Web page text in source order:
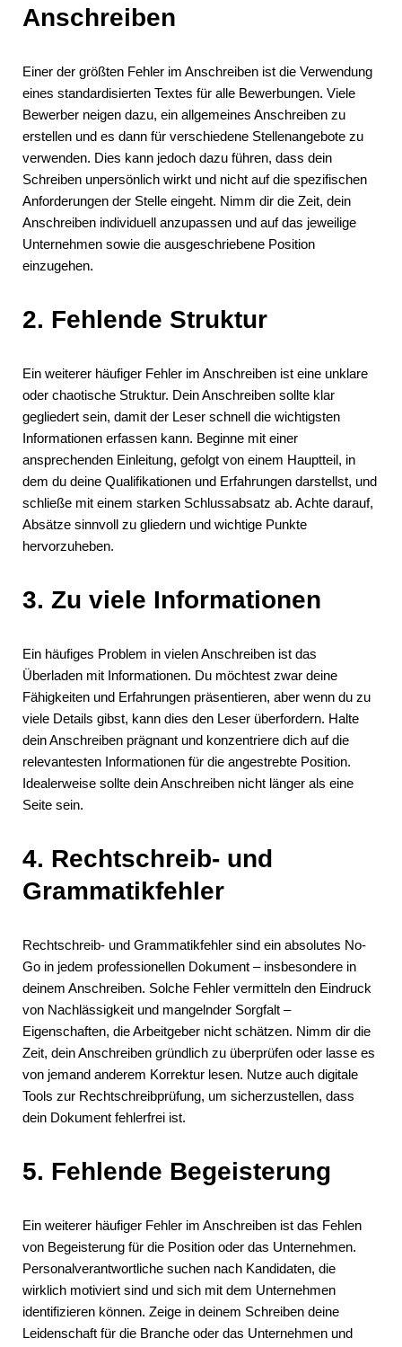
Anschreiben
Einer der größten Fehler im Anschreiben ist die Verwendung
eines standardisierten Textes für alle Bewerbungen. Viele
Bewerber neigen dazu, ein allgemeines Anschreiben zu
erstellen und es dann für verschiedene Stellenangebote zu
verwenden. Dies kann jedoch dazu führen, dass dein
Schreiben unpersönlich wirkt und nicht auf die spezifischen
Anforderungen der Stelle eingeht. Nimm dir die Zeit, dein
Anschreiben individuell anzupassen und auf das jeweilige
Unternehmen sowie die ausgeschriebene Position
einzugehen.
2. Fehlende Struktur
Ein weiterer häufiger Fehler im Anschreiben ist eine unklare
oder chaotische Struktur. Dein Anschreiben sollte klar
gegliedert sein, damit der Leser schnell die wichtigsten
Informationen erfassen kann. Beginne mit einer
ansprechenden Einleitung, gefolgt von einem Hauptteil, in
dem du deine Qualifikationen und Erfahrungen darstellst, und
schließe mit einem starken Schlussabsatz ab. Achte darauf,
Absätze sinnvoll zu gliedern und wichtige Punkte
hervorzuheben.
3. Zu viele Informationen
Ein häufiges Problem in vielen Anschreiben ist das
Überladen mit Informationen. Du möchtest zwar deine
Fähigkeiten und Erfahrungen präsentieren, aber wenn du zu
viele Details gibst, kann dies den Leser überfordern. Halte
dein Anschreiben prägnant und konzentriere dich auf die
relevantesten Informationen für die angestrebte Position.
Idealerweise sollte dein Anschreiben nicht länger als eine
Seite sein.
4. Rechtschreib- und
Grammatikfehler
Rechtschreib- und Grammatikfehler sind ein absolutes No-
Go in jedem professionellen Dokument – insbesondere in
deinem Anschreiben. Solche Fehler vermitteln den Eindruck
von Nachlässigkeit und mangelnder Sorgfalt –
Eigenschaften, die Arbeitgeber nicht schätzen. Nimm dir die
Zeit, dein Anschreiben gründlich zu überprüfen oder lasse es
von jemand anderem Korrektur lesen. Nutze auch digitale
Tools zur Rechtschreibprüfung, um sicherzustellen, dass
dein Dokument fehlerfrei ist.
5. Fehlende Begeisterung
Ein weiterer häufiger Fehler im Anschreiben ist das Fehlen
von Begeisterung für die Position oder das Unternehmen.
Personalverantwortliche suchen nach Kandidaten, die
wirklich motiviert sind und sich mit dem Unternehmen
identifizieren können. Zeige in deinem Schreiben deine
Leidenschaft für die Branche oder das Unternehmen und